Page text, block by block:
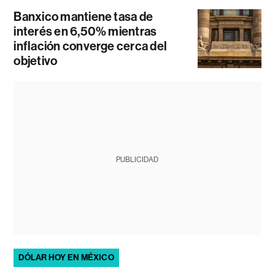
Banxico mantiene tasa de
interés en 6,50% mientras
inflación converge cerca del
objetivo
PUBLICIDAD
DÓLAR HOY EN MÉXICO